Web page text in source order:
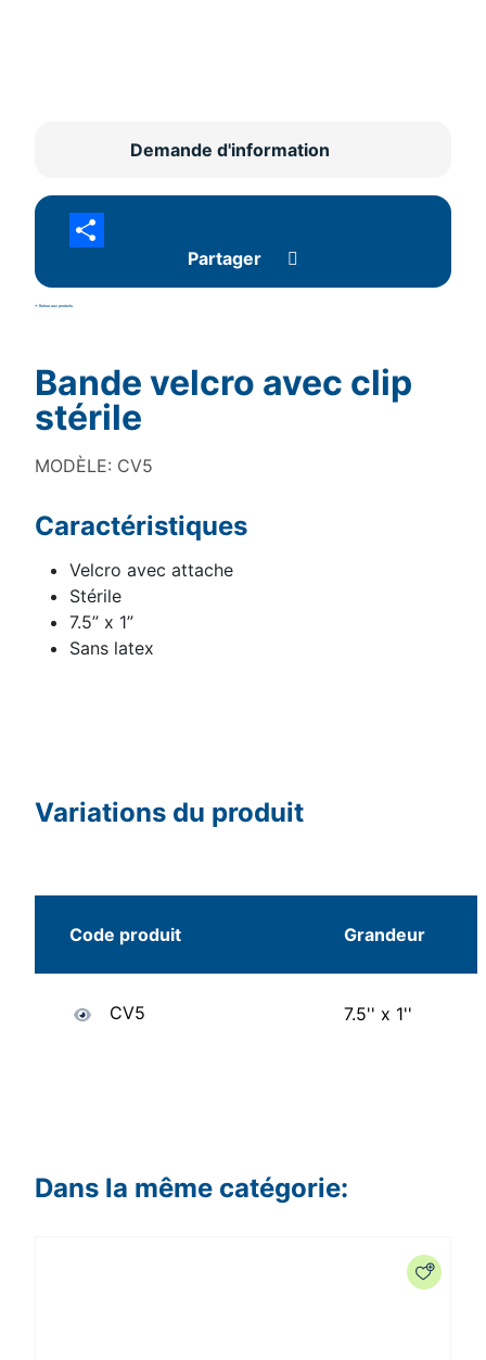
Demande d'information
Partager
<- Retour aux produits
Bande velcro avec clip
stérile
MODÈLE: CV5
Caractéristiques
Velcro avec attache
Stérile
7.5” x 1”
Sans latex
Variations du produit
Code produit Grandeur
CV5 7.5'' x 1''
Dans la même catégorie: